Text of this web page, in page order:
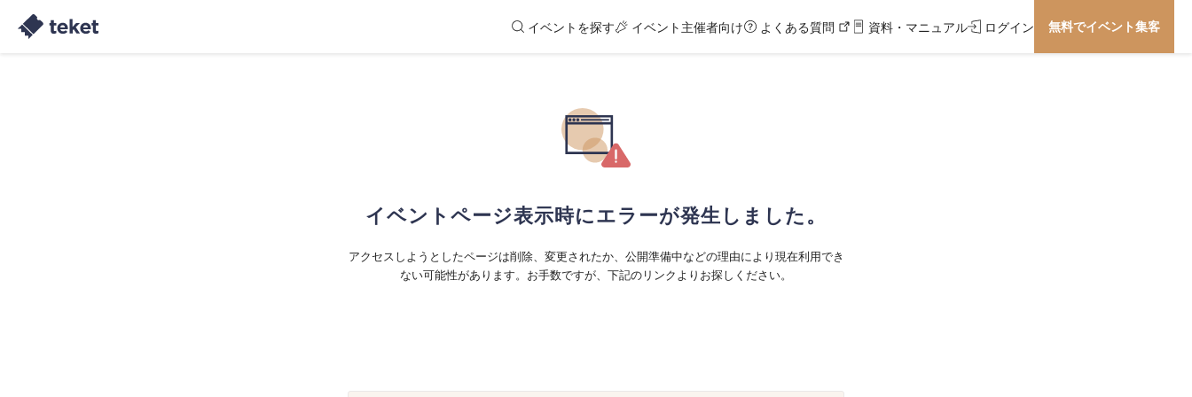
イベントを探す イベント主催者向け よくある質問 資料・マニュアル ログイン 無料でイベント集客
イベントページ表示時にエラーが発生しました。
アクセスしようとしたページは削除、変更されたか、公開準備中などの理由により現在利用でき
ない可能性があります。お手数ですが、下記のリンクよりお探しください。